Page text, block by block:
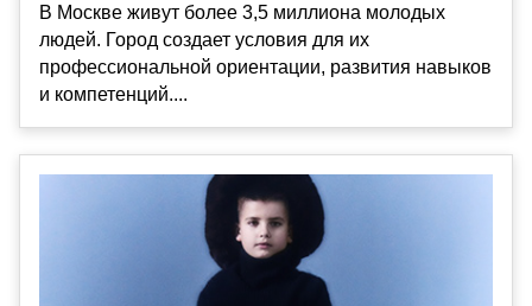
В Москве живут более 3,5 миллиона молодых
людей. Город создает условия для их
профессиональной ориентации, развития навыков
и компетенций....